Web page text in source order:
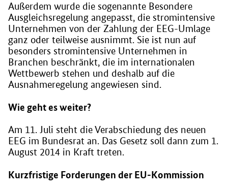
Außerdem wurde die sogenannte Besondere
Ausgleichsregelung angepasst, die stromintensive
Unternehmen von der Zahlung der EEG-Umlage
ganz oder teilweise ausnimmt. Sie ist nun auf
besonders stromintensive Unternehmen in
Branchen beschränkt, die im internationalen
Wettbewerb stehen und deshalb auf die
Ausnahmeregelung angewiesen sind.
Wie geht es weiter?
Am 11. Juli steht die Verabschiedung des neuen
EEG im Bundesrat an. Das Gesetz soll dann zum 1.
August 2014 in Kraft treten.
Kurzfristige Forderungen der EU-Kommission